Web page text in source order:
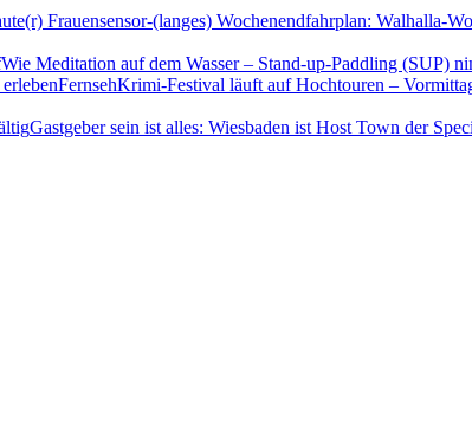
sensor-(langes) Wochenendfahrplan: Walhalla-
Wie Meditation auf dem Wasser – Stand-up-Paddling (SUP)
FernsehKrimi-Festival läuft auf Hochtouren –
Gastgeber sein ist alles: Wiesbaden ist Host Town der